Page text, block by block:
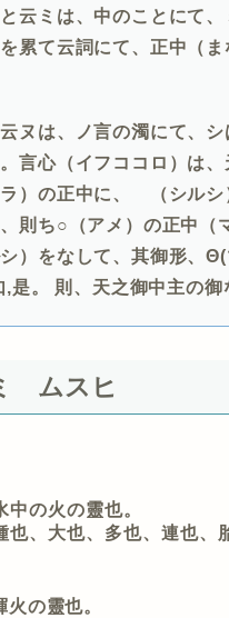
云ミは、中のことにて、
累て云詞にて、正中（
ヌは、ノ言の濁にて、
言心（イフココロ）は
）の正中に、ゝ（シル
則ち○（アメ）の正中（
シ）をなして、其御形、
,是。 則、天之御中主の御
ムスヒ
中の火の靈也。
也、大也、多也、連也、
火の靈也。